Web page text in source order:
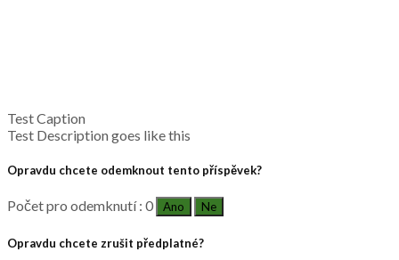
Test Caption
Test Description goes like this
Opravdu chcete odemknout tento příspěvek?
Počet pro odemknutí : 0 Ano Ne
Opravdu chcete zrušit předplatné?